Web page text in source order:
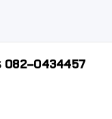
ร 082-0434457